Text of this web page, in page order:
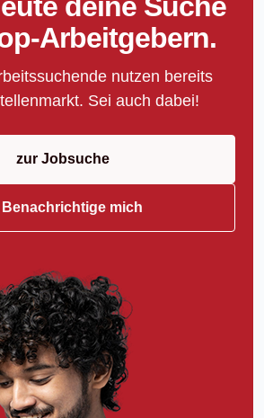
Arbeitgebern.
nutzen bereits
Sei auch dabei!
zur Jobsuche
Benachrichtige mich